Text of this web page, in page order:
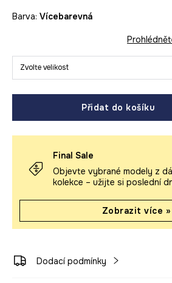
Barva: vícebarevná
Zvolte velikost
Přidat do košíku
Final Sale
Objevte vybrané modely z
kolekce – užijte si poslední
Zobrazit více »
Dodací podmínky